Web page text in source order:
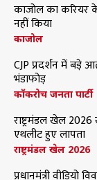
काजोल का करियर
नहीं किया
काजोल
CJP प्रदर्शन में बड़े
भंडाफोड़
कॉकरोच जनता पार्टी
राष्ट्रमंडल खेल
एथलीट हुए लापता
राष्ट्रमंडल खेल 2026
प्रधानमंत्री वीडियो